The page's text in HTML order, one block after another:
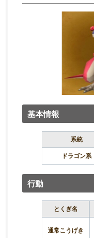
基本情報
系統
ドラゴン系
行動
とくぎ名
通常こうげき